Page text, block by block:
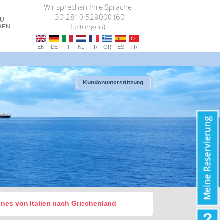
Wir sprechen Ihre Sprache
+30 2810 529000 (60
Leitungen)
EN DE IT NL FR GR ES TR
Kundenunterstützung
von Italien nach Griechenland